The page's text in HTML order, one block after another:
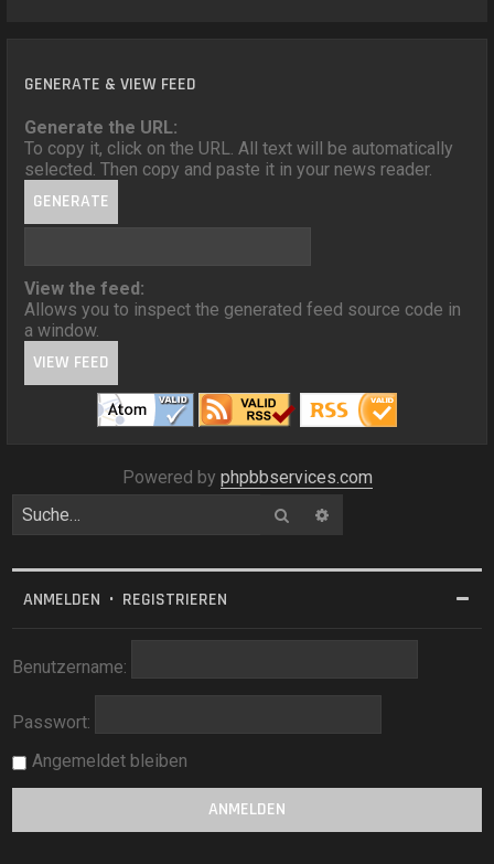
GENERATE & VIEW FEED
Generate the URL:
To copy it, click on the URL. All text will be automatically
selected. Then copy and paste it in your news reader.
View the feed:
Allows you to inspect the generated feed source code in
a window.
Powered by phpbbservices.com
Suche
ANMELDEN • REGISTRIEREN
Benutzername:
Passwort:
Angemeldet bleiben